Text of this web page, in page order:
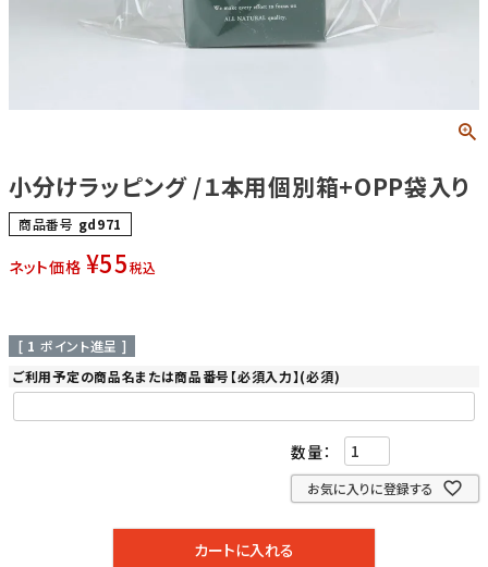
小分けラッピング /１本用個別箱+OPP袋入り
商品番号 gd971
ネット価格 ¥55税込
[ 1 ポイント進呈 ]
ご利用予定の商品名または商品番号【必須入力】(必須)
お気に入りに登録する
カートに入れる